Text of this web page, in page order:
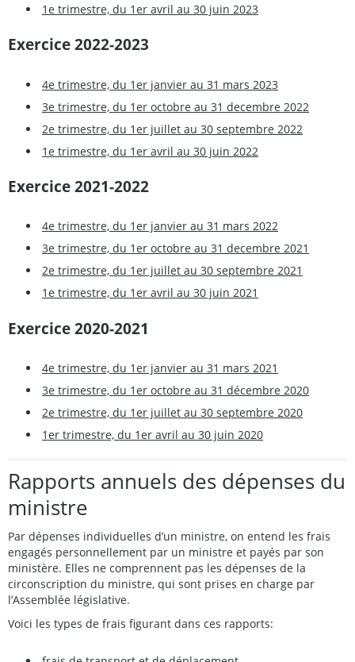
1e trimestre, du 1er avril au 30 juin 2023
Exercice 2022-2023
4e trimestre, du 1er janvier au 31 mars 2023
3e trimestre, du 1er octobre au 31 decembre 2022
2e trimestre, du 1er juillet au 30 septembre 2022
1e trimestre, du 1er avril au 30 juin 2022
Exercice 2021-2022
4e trimestre, du 1er janvier au 31 mars 2022
3e trimestre, du 1er octobre au 31 decembre 2021
2e trimestre, du 1er juillet au 30 septembre 2021
1e trimestre, du 1er avril au 30 juin 2021
Exercice 2020-2021
4e trimestre, du 1er janvier au 31 mars 2021
3e trimestre, du 1er octobre au 31 décembre 2020
2e trimestre, du 1er juillet au 30 septembre 2020
1er trimestre, du 1er avril au 30 juin 2020
Rapports annuels des dépenses du
ministre
Par dépenses individuelles d’un ministre, on entend les frais
engagés personnellement par un ministre et payés par son
ministère. Elles ne comprennent pas les dépenses de la
circonscription du ministre, qui sont prises en charge par
l’Assemblée législative.
Voici les types de frais figurant dans ces rapports: